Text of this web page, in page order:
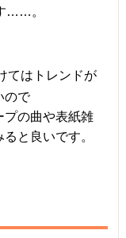
……。
てはトレンドが
ので
プの曲や表紙雑
と良いです。